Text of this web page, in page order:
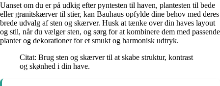
Uanset om du er på udkig efter pyntesten til haven, plantesten til bede
eller granitskærver til stier, kan Bauhaus opfylde dine behov med deres
brede udvalg af sten og skærver. Husk at tænke over din haves layout
og stil, når du vælger sten, og sørg for at kombinere dem med passende
planter og dekorationer for et smukt og harmonisk udtryk.
Citat: Brug sten og skærver til at skabe struktur, kontrast
og skønhed i din have.